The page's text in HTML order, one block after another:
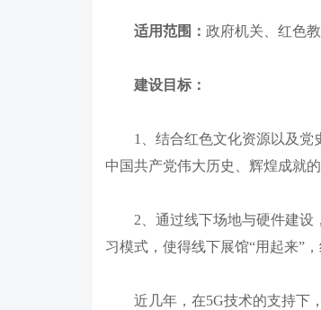
适用范围： 政府机关、红色
建设目标：
1、结合红色文化资源以及党
中国共产党伟大历史、辉煌成就的
2、通过线下场地与硬件建设，
习模式，使得线下展馆“用起来”，
近几年，在5G技术的支持下，